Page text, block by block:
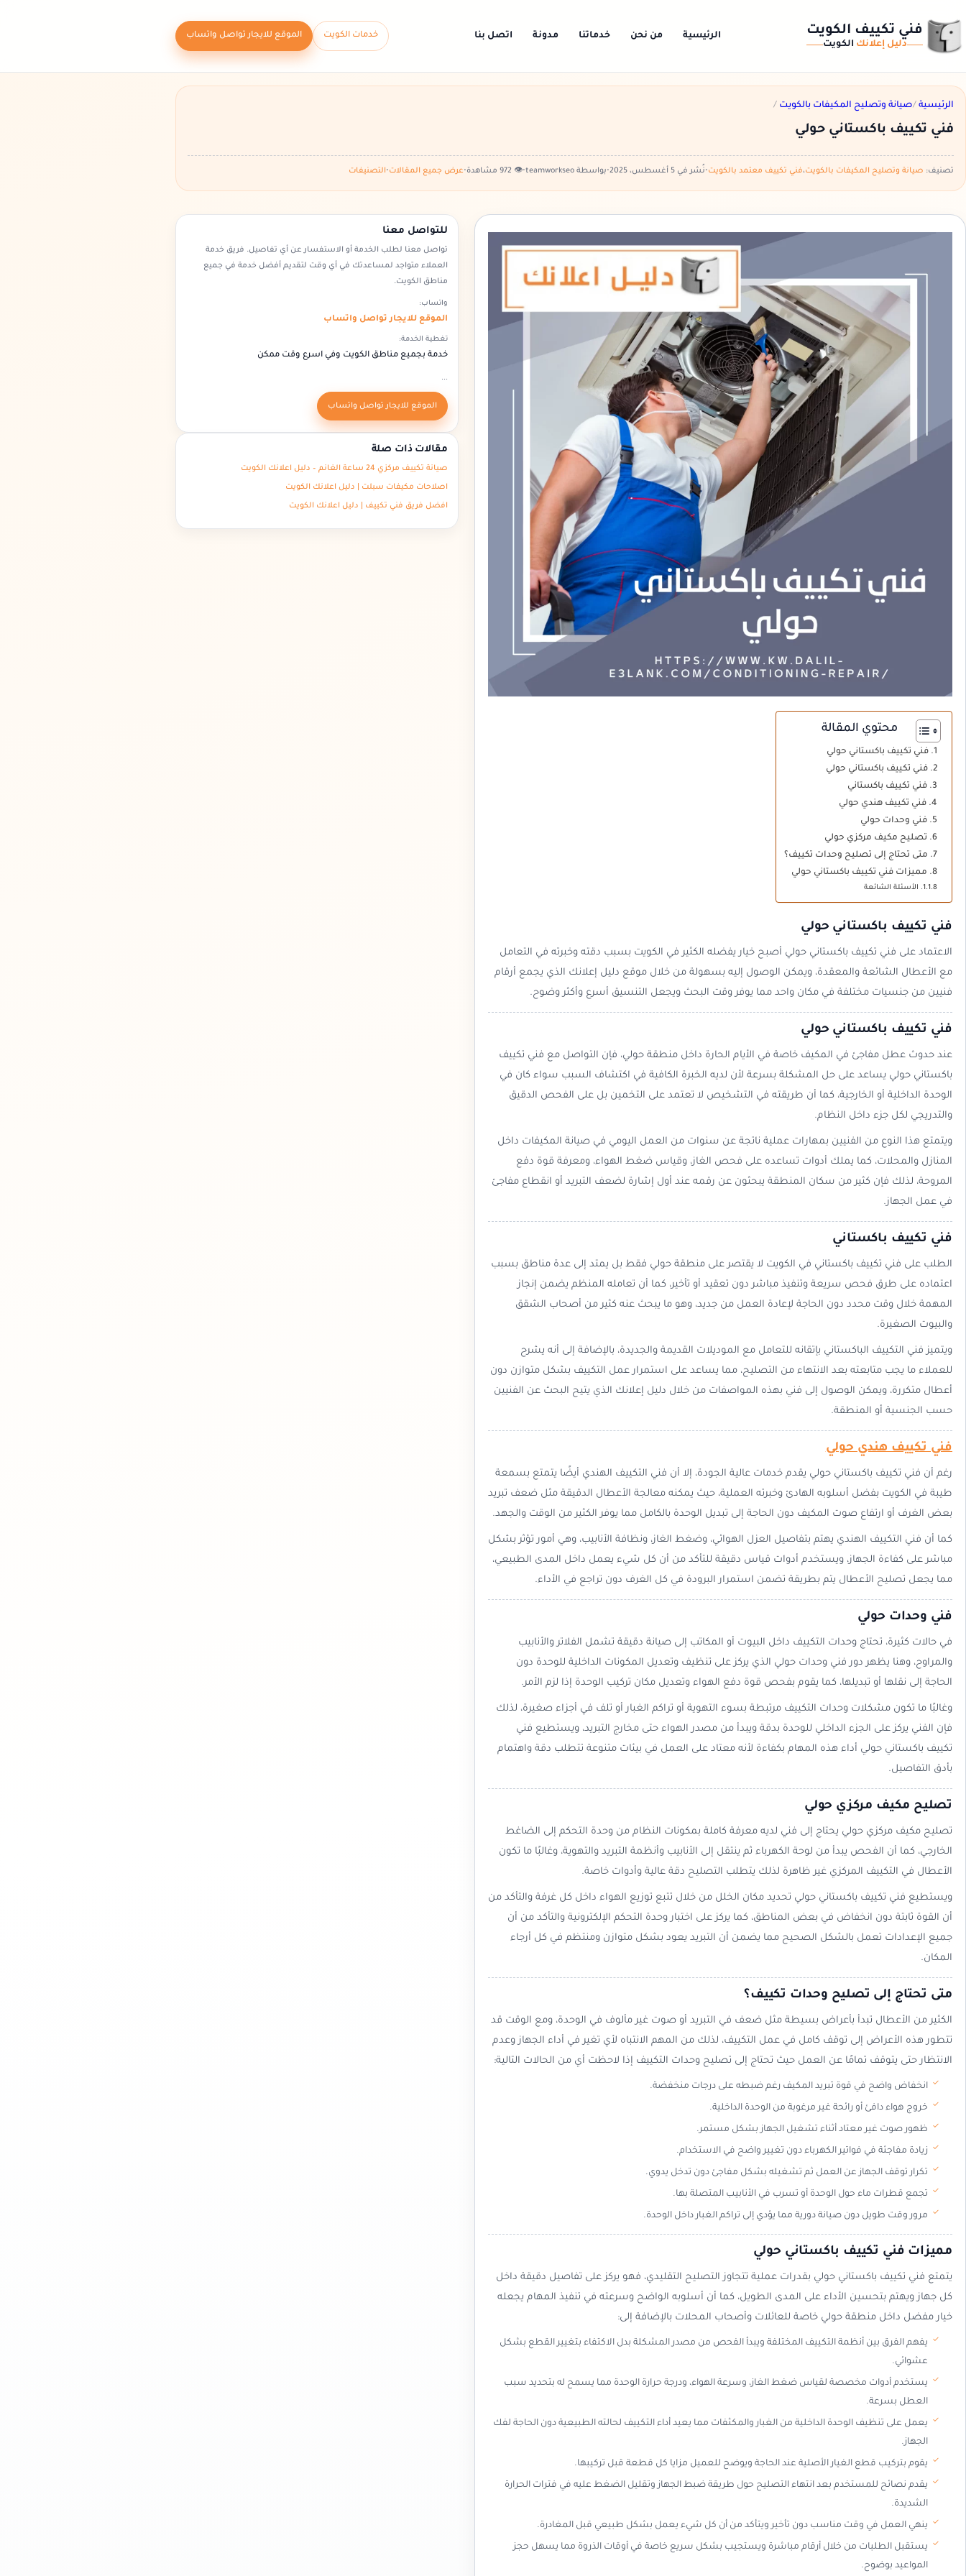
فني تكييف الكويت
دليل إعلانك الكويت
الرئيسية من نحن خدماتنا مدونة اتصل بنا خدمات الكويت الموقع للايجار تواصل واتساب
الرئيسية /صيانة وتصليح المكيفات بالكويت /
فني تكييف باكستاني حولي
تصنيف: صيانة وتصليح المكيفات بالكويت،فني تكييف معتمد بالكويت•نُشر في 5 أغسطس، 2025 •بواسطة teamworkseo •👁️ 972 مشاهدة •عرض جميع المقالات•التصنيفات
محتوي المقالة
فني تكييف باكستاني حولي
فني تكييف باكستاني حولي
فني تكييف باكستاني
فني تكييف هندي حولي
فني وحدات حولي
تصليح مكيف مركزي حولي
متى تحتاج إلى تصليح وحدات تكييف؟
مميزات فني تكييف باكستاني حولي
الأسئلة الشائعة
فني تكييف باكستاني حولي
الاعتماد على فني تكييف باكستاني حولي أصبح خيار يفضله الكثير في الكويت بسبب دقته وخبرته في التعامل
مع الأعطال الشائعة والمعقدة، ويمكن الوصول إليه بسهولة من خلال موقع دليل إعلانك الذي يجمع أرقام
فنيين من جنسيات مختلفة في مكان واحد مما يوفر وقت البحث ويجعل التنسيق أسرع وأكثر وضوح.
فني تكييف باكستاني حولي
عند حدوث عطل مفاجئ في المكيف خاصة في الأيام الحارة داخل منطقة حولي، فإن التواصل مع فني تكييف
باكستاني حولي يساعد على حل المشكلة بسرعة لأن لديه الخبرة الكافية في اكتشاف السبب سواء كان في
الوحدة الداخلية أو الخارجية، كما أن طريقته في التشخيص لا تعتمد على التخمين بل على الفحص الدقيق
والتدريجي لكل جزء داخل النظام.
ويتمتع هذا النوع من الفنيين بمهارات عملية ناتجة عن سنوات من العمل اليومي في صيانة المكيفات داخل
المنازل والمحلات، كما يملك أدوات تساعده على فحص الغاز، وقياس ضغط الهواء، ومعرفة قوة دفع
المروحة، لذلك فإن كثير من سكان المنطقة يبحثون عن رقمه عند أول إشارة لضعف التبريد أو انقطاع مفاجئ
في عمل الجهاز.
فني تكييف باكستاني
الطلب على فني تكييف باكستاني في الكويت لا يقتصر على منطقة حولي فقط بل يمتد إلى عدة مناطق بسبب
اعتماده على طرق فحص سريعة وتنفيذ مباشر دون تعقيد أو تأخير، كما أن تعامله المنظم يضمن إنجاز
المهمة خلال وقت محدد دون الحاجة لإعادة العمل من جديد، وهو ما يبحث عنه كثير من أصحاب الشقق
والبيوت الصغيرة.
ويتميز فني التكييف الباكستاني بإتقانه للتعامل مع الموديلات القديمة والجديدة، بالإضافة إلى أنه يشرح
للعملاء ما يجب متابعته بعد الانتهاء من التصليح، مما يساعد على استمرار عمل التكييف بشكل متوازن دون
أعطال متكررة، ويمكن الوصول إلى فني بهذه المواصفات من خلال دليل إعلانك الذي يتيح البحث عن الفنيين
حسب الجنسية أو المنطقة.
فني تكييف هندي حولي
رغم أن فني تكييف باكستاني حولي يقدم خدمات عالية الجودة، إلا أن فني التكييف الهندي أيضًا يتمتع بسمعة
طيبة في الكويت بفضل أسلوبه الهادئ وخبرته العملية، حيث يمكنه معالجة الأعطال الدقيقة مثل ضعف تبريد
بعض الغرف أو ارتفاع صوت المكيف دون الحاجة إلى تبديل الوحدة بالكامل مما يوفر الكثير من الوقت والجهد.
كما أن فني التكييف الهندي يهتم بتفاصيل العزل الهوائي، وضغط الغاز، ونظافة الأنابيب، وهي أمور تؤثر بشكل
مباشر على كفاءة الجهاز، ويستخدم أدوات قياس دقيقة للتأكد من أن كل شيء يعمل داخل المدى الطبيعي،
مما يجعل تصليح الأعطال يتم بطريقة تضمن استمرار البرودة في كل الغرف دون تراجع في الأداء.
فني وحدات حولي
في حالات كثيرة، تحتاج وحدات التكييف داخل البيوت أو المكاتب إلى صيانة دقيقة تشمل الفلاتر والأنابيب
والمراوح، وهنا يظهر دور فني وحدات حولي الذي يركز على تنظيف وتعديل المكونات الداخلية للوحدة دون
الحاجة إلى نقلها أو تبديلها، كما يقوم بفحص قوة دفع الهواء وتعديل مكان تركيب الوحدة إذا لزم الأمر.
وغالبًا ما تكون مشكلات وحدات التكييف مرتبطة بسوء التهوية أو تراكم الغبار أو تلف في أجزاء صغيرة، لذلك
فإن الفني يركز على الجزء الداخلي للوحدة بدقة ويبدأ من مصدر الهواء حتى مخارج التبريد، ويستطيع فني
تكييف باكستاني حولي أداء هذه المهام بكفاءة لأنه معتاد على العمل في بيئات متنوعة تتطلب دقة واهتمام
بأدق التفاصيل.
تصليح مكيف مركزي حولي
تصليح مكيف مركزي حولي يحتاج إلى فني لديه معرفة كاملة بمكونات النظام من وحدة التحكم إلى الضاغط
الخارجي، كما أن الفحص يبدأ من لوحة الكهرباء ثم ينتقل إلى الأنابيب وأنظمة التبريد والتهوية، وغالبًا ما تكون
الأعطال في التكييف المركزي غير ظاهرة لذلك يتطلب التصليح دقة عالية وأدوات خاصة.
ويستطيع فني تكييف باكستاني حولي تحديد مكان الخلل من خلال تتبع توزيع الهواء داخل كل غرفة والتأكد من
أن القوة ثابتة دون انخفاض في بعض المناطق، كما يركز على اختبار وحدة التحكم الإلكترونية والتأكد من أن
جميع الإعدادات تعمل بالشكل الصحيح مما يضمن أن التبريد يعود بشكل متوازن ومنتظم في كل أرجاء
المكان.
متى تحتاج إلى تصليح وحدات تكييف؟
الكثير من الأعطال تبدأ بأعراض بسيطة مثل ضعف في التبريد أو صوت غير مألوف في الوحدة، ومع الوقت قد
تتطور هذه الأعراض إلى توقف كامل في عمل التكييف، لذلك من المهم الانتباه لأي تغير في أداء الجهاز وعدم
الانتظار حتى يتوقف تمامًا عن العمل حيث تحتاج إلى تصليح وحدات التكييف إذا لاحظت أي من الحالات التالية:
انخفاض واضح في قوة تبريد المكيف رغم ضبطه على درجات منخفضة.
خروج هواء دافئ أو رائحة غير مرغوبة من الوحدة الداخلية.
ظهور صوت غير معتاد أثناء تشغيل الجهاز بشكل مستمر.
زيادة مفاجئة في فواتير الكهرباء دون تغيير واضح في الاستخدام.
تكرار توقف الجهاز عن العمل ثم تشغيله بشكل مفاجئ دون تدخل يدوي.
تجمع قطرات ماء حول الوحدة أو تسرب في الأنابيب المتصلة بها.
مرور وقت طويل دون صيانة دورية مما يؤدي إلى تراكم الغبار داخل الوحدة.
مميزات فني تكييف باكستاني حولي
يتمتع فني تكييف باكستاني حولي بقدرات عملية تتجاوز التصليح التقليدي، فهو يركز على تفاصيل دقيقة داخل
كل جهاز ويهتم بتحسين الأداء على المدى الطويل، كما أن أسلوبه الواضح وسرعته في تنفيذ المهام يجعله
خيار مفضل داخل منطقة حولي خاصة للعائلات وأصحاب المحلات بالإضافة إلى:
يفهم الفرق بين أنظمة التكييف المختلفة ويبدأ الفحص من مصدر المشكلة بدل الاكتفاء بتغيير القطع بشكل
عشوائي.
يستخدم أدوات مخصصة لقياس ضغط الغاز، وسرعة الهواء، ودرجة حرارة الوحدة مما يسمح له بتحديد سبب
العطل بسرعة.
يعمل على تنظيف الوحدة الداخلية من الغبار والمكثفات مما يعيد أداء التكييف لحالته الطبيعية دون الحاجة لفك
الجهاز.
يقوم بتركيب قطع الغيار الأصلية عند الحاجة ويوضح للعميل مزايا كل قطعة قبل تركيبها.
يقدم نصائح للمستخدم بعد انتهاء التصليح حول طريقة ضبط الجهاز وتقليل الضغط عليه في فترات الحرارة
الشديدة.
ينهي العمل في وقت مناسب دون تأخير ويتأكد من أن كل شيء يعمل بشكل طبيعي قبل المغادرة.
يستقبل الطلبات من خلال أرقام مباشرة ويستجيب بشكل سريع خاصة في أوقات الذروة مما يسهل حجز
المواعيد بوضوح.
للتواصل معنا
تواصل معنا لطلب الخدمة أو الاستفسار عن أي تفاصيل. فريق خدمة
العملاء متواجد لمساعدتك في أي وقت لتقديم أفضل خدمة في جميع
مناطق الكويت.
واتساب:
الموقع للايجار تواصل واتساب
تغطية الخدمة:
خدمة بجميع مناطق الكويت وفي اسرع وقت ممكن
...
الموقع للايجار تواصل واتساب
مقالات ذات صلة
صيانة تكييف مركزي 24 ساعة الغانم – دليل اعلانك الكويت
اصلاحات مكيفات سبلت | دليل اعلانك الكويت
افضل فريق فني تكييف | دليل اعلانك الكويت